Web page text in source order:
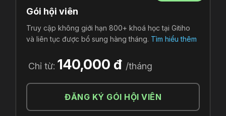
Gói hội viên
Truy cập không giới hạn 800+ khoá học tại Gitiho
và liên tục được bổ sung hàng tháng. Tìm hiểu thêm
Chỉ từ: 140,000 đ /tháng
ĐĂNG KÝ GÓI HỘI VIÊN